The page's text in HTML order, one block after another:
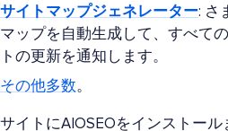
サイトマップジェネレーター: さ
マップを自動生成して、すべて
トの更新を通知します。
その他多数。
サイトにAIOSEOをインストール